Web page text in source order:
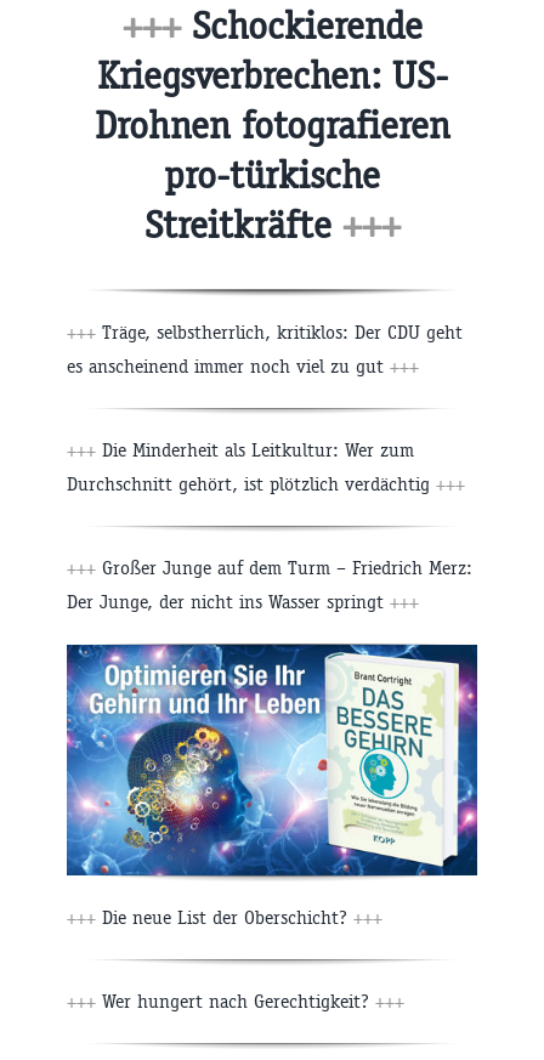
+++Schockierende
Kriegsverbrechen: US-
Drohnen fotografieren
pro-türkische
Streitkräfte +++
+++ Träge, selbstherrlich, kritiklos: Der CDU geht
es anscheinend immer noch viel zu gut +++
+++ Die Minderheit als Leitkultur: Wer zum
Durchschnitt gehört, ist plötzlich verdächtig +++
+++ Großer Junge auf dem Turm – Friedrich Merz:
Der Junge, der nicht ins Wasser springt +++
+++ Die neue List der Oberschicht? +++
+++ Wer hungert nach Gerechtigkeit? +++